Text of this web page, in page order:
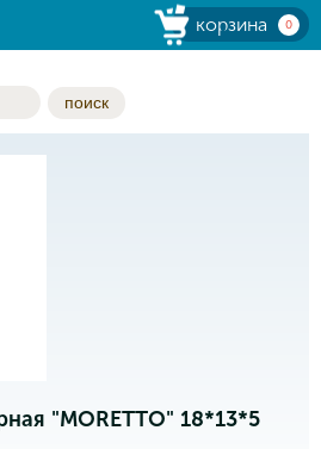
корзина 0
поиск
"MORETTO" 18*13*5